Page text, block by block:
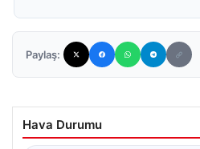
Paylaş:
Hava Durumu